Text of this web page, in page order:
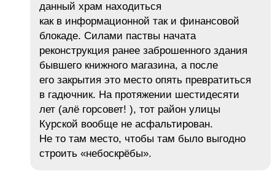
данный храм находиться
как в информационной так и финансовой
блокаде. Силами паствы начата
реконструкция ранее заброшенного здания
бывшего книжного магазина, а после
его закрытия это место опять превратиться
в гадючник. На протяжении шестидесяти
лет (алё горсовет! ), тот район улицы
Курской вообще не асфальтирован.
Не то там место, чтобы там было выгодно
строить «небоскрёбы».